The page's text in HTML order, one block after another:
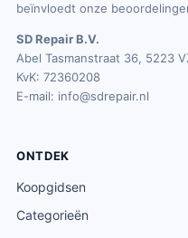
beïnvloedt onze
SD Repair B.V.
Abel Tasmanstraat 36, 5223
KvK: 72360208
E-mail: info@sdrepair.nl
ONTDEK
Koopgidsen
Categorieën